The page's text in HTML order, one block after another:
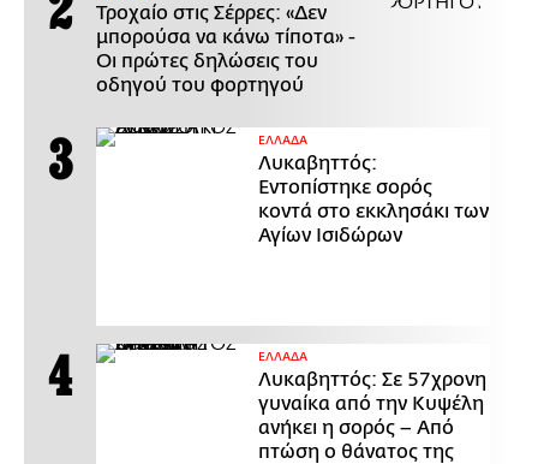
Τροχαίο στις Σέρρες: «Δεν
μπορούσα να κάνω τίποτα» -
Οι πρώτες δηλώσεις του
οδηγού του φορτηγού
ΕΛΛΑΔΑ
Λυκαβηττός:
Εντοπίστηκε σορός
κοντά στο εκκλησάκι των
Αγίων Ισιδώρων
ΕΛΛΑΔΑ
Λυκαβηττός: Σε 57χρονη
γυναίκα από την Κυψέλη
ανήκει η σορός – Από
πτώση ο θάνατος της